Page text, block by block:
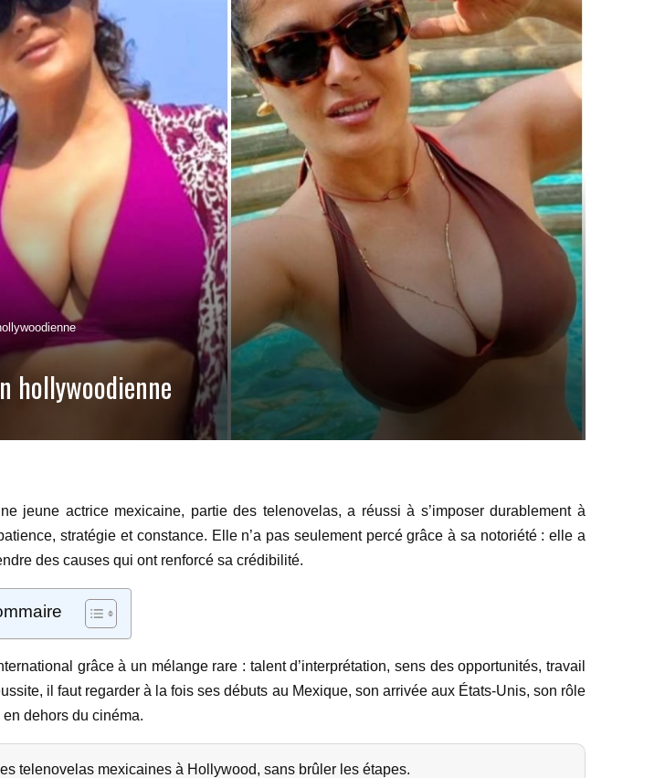
hollywoodienne
jeune actrice mexicaine, partie des telenovelas, a réussi à s’imposer durablement à
stratégie et constance. Elle n’a pas seulement percé grâce à sa notoriété : elle a
des causes qui ont renforcé sa crédibilité.
grâce à un mélange rare : talent d’interprétation, sens des opportunités, travail
il faut regarder à la fois ses débuts au Mexique, son arrivée aux États-Unis, son rôle
dehors du cinéma.
telenovelas mexicaines à Hollywood, sans brûler les étapes.